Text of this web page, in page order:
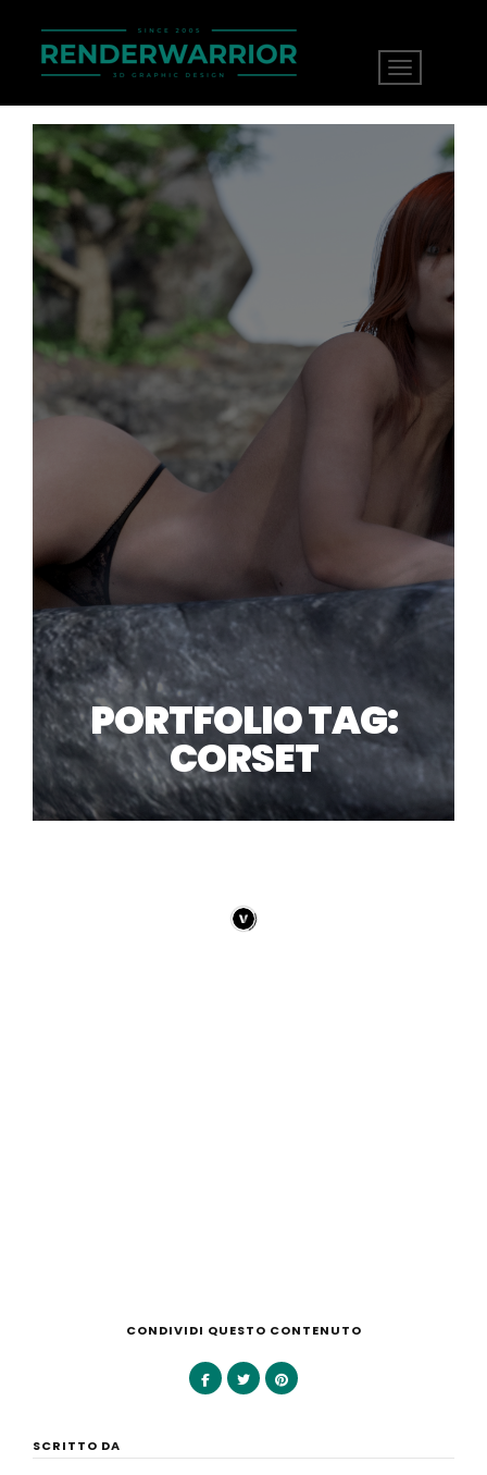
PORTFOLIO TAG:
CORSET
CONDIVIDI QUESTO CONTENUTO
SCRITTO DA